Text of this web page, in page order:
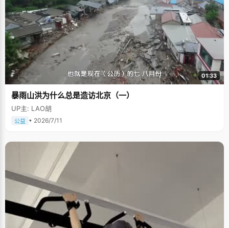
01:33
暴雨山洪为什么总是造访北京（一）
UP主: LAO胡
公益 • 2026/7/11